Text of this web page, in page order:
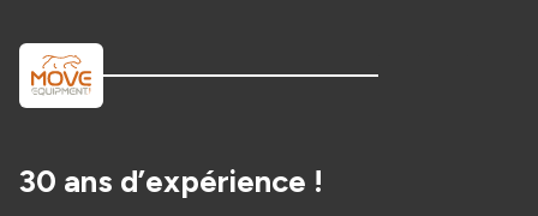
30 ans d’expérience !